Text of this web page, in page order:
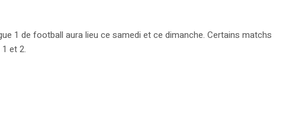
1 de football aura lieu ce samedi et ce dimanche. Certains matchs
et 2.